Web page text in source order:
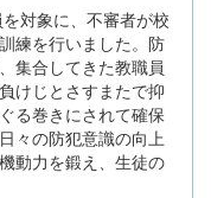
対象に、不審者が校
練を行いました。防
集合してきた教職員
けじとさすまたで抑
る巻きにされて確保
々の防犯意識の向上
動力を鍛え、生徒の